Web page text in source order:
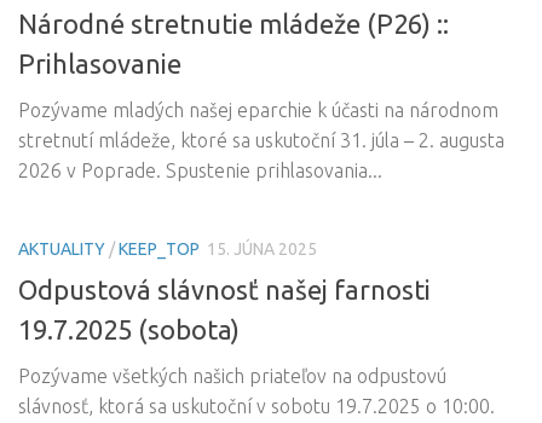
Národné stretnutie mládeže (P26) ::
Prihlasovanie
Pozývame mladých našej eparchie k účasti na národnom
stretnutí mládeže, ktoré sa uskutoční 31. júla – 2. augusta
2026 v Poprade. Spustenie prihlasovania...
AKTUALITY /KEEP_TOP 15. JÚNA 2025
Odpustová slávnosť našej farnosti
19.7.2025 (sobota)
Pozývame všetkých našich priateľov na odpustovú
slávnosť, ktorá sa uskutoční v sobotu 19.7.2025 o 10:00.